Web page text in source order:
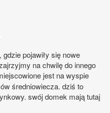
pojawiły się nowe
na chwilę do innego
jest na wyspie
średniowiecza. dziś to
swój domek mają tutaj